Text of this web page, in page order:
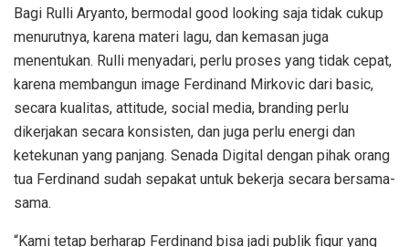
Bagi Rulli Aryanto, bermodal good looking saja tidak cukup
menurutnya, karena materi lagu, dan kemasan juga
menentukan. Rulli menyadari, perlu proses yang tidak cepat,
karena membangun image Ferdinand Mirkovic dari basic,
secara kualitas, attitude, social media, branding perlu
dikerjakan secara konsisten, dan juga perlu energi dan
ketekunan yang panjang. Senada Digital dengan pihak orang
tua Ferdinand sudah sepakat untuk bekerja secara bersama-
sama.
“Kami tetap berharap Ferdinand bisa jadi publik figur yang